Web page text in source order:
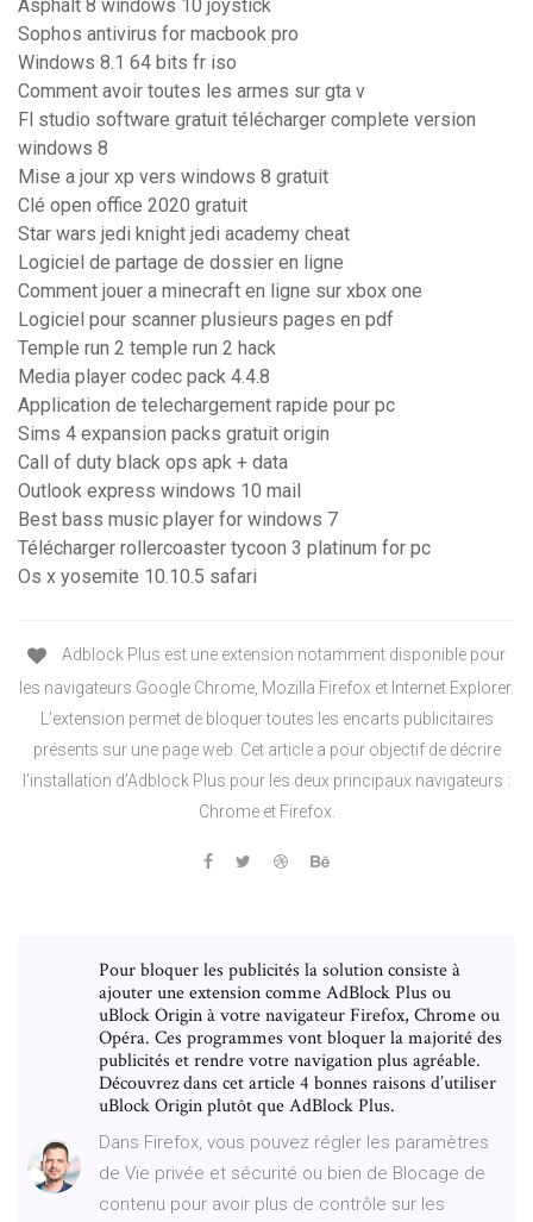
Asphalt 8 windows 10 joystick
Sophos antivirus for macbook pro
Windows 8.1 64 bits fr iso
Comment avoir toutes les armes sur gta v
Fl studio software gratuit télécharger complete version
windows 8
Mise a jour xp vers windows 8 gratuit
Clé open office 2020 gratuit
Star wars jedi knight jedi academy cheat
Logiciel de partage de dossier en ligne
Comment jouer a minecraft en ligne sur xbox one
Logiciel pour scanner plusieurs pages en pdf
Temple run 2 temple run 2 hack
Media player codec pack 4.4.8
Application de telechargement rapide pour pc
Sims 4 expansion packs gratuit origin
Call of duty black ops apk + data
Outlook express windows 10 mail
Best bass music player for windows 7
Télécharger rollercoaster tycoon 3 platinum for pc
Os x yosemite 10.10.5 safari
Adblock Plus est une extension notamment disponible pour
les navigateurs Google Chrome, Mozilla Firefox et Internet Explorer.
L’extension permet de bloquer toutes les encarts publicitaires
présents sur une page web. Cet article a pour objectif de décrire
l’installation d’Adblock Plus pour les deux principaux navigateurs :
Chrome et Firefox.
Pour bloquer les publicités la solution consiste à
ajouter une extension comme AdBlock Plus ou
uBlock Origin à votre navigateur Firefox, Chrome ou
Opéra. Ces programmes vont bloquer la majorité des
publicités et rendre votre navigation plus agréable.
Découvrez dans cet article 4 bonnes raisons d’utiliser
uBlock Origin plutôt que AdBlock Plus.
Dans Firefox, vous pouvez régler les paramètres
de Vie privée et sécurité ou bien de Blocage de
contenu pour avoir plus de contrôle sur les